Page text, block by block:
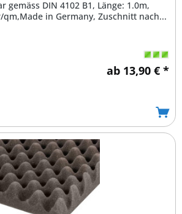
gemäss DIN 4102 B1, Länge: 1.0m,
qm,Made in Germany, Zuschnitt nach...
ab 13,90 € *